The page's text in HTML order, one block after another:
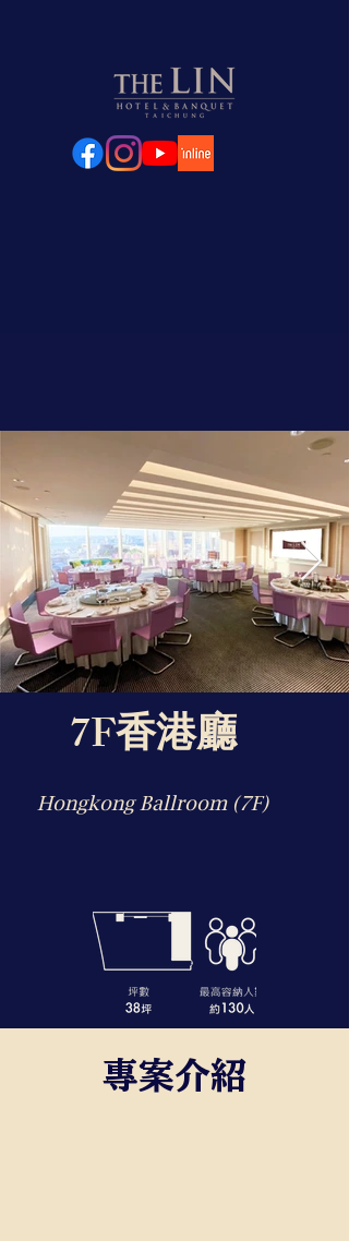
7F香港廳
Hongkong Ballroom (7F)
​專案介紹